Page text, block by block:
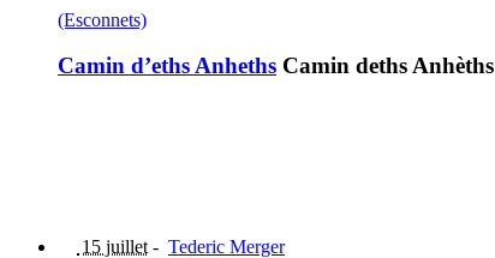
(Esconnets)
Camin d’eths Anheths Camin deths Anhèths
15 juillet - Tederic Merger